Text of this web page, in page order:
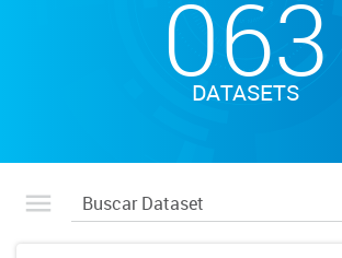
063
DATASETS